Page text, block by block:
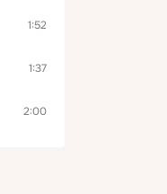
1:52
1:37
2:00